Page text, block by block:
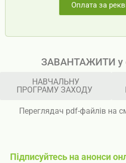
Оплата за
ЗАВАНТАЖИТИ у
НАВЧАЛЬНУ
ПРОГРАМУ ЗАХОДУ
Переглядач pdf-файлів на
Підписуйтесь на анонси